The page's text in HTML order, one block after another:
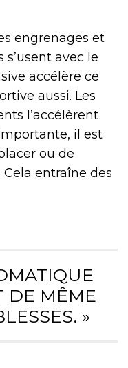
engrenages et
avec le
accélère ce
aussi. Les
l’accélèrent
il est
ou de
entraîne des
DE MÊME
»